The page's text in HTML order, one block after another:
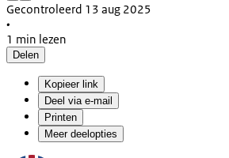
Gecontroleerd 13 aug 2025
•
1 min lezen
Delen
Kopieer link
Deel via e-mail
Printen
Meer deelopties